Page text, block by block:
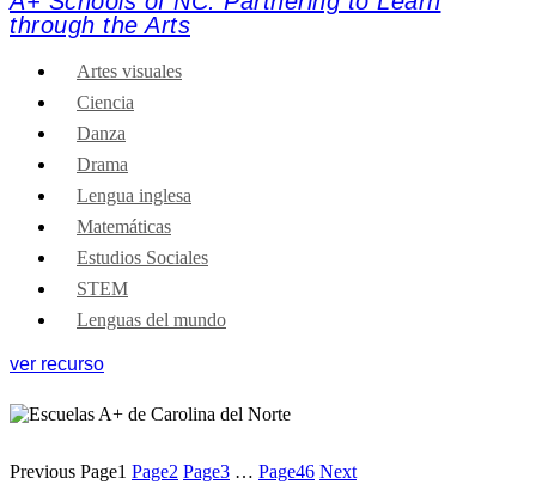
through the Arts
Artes visuales
Ciencia
Danza
Drama
Lengua inglesa
Matemáticas
Estudios Sociales
STEM
Lenguas del mundo
ver recurso
Previous Page1 Page2 Page3 … Page46 Next